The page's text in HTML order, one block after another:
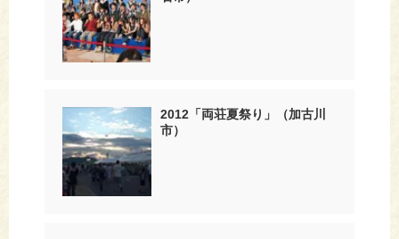
2012「両荘夏祭り」（加古川
市）